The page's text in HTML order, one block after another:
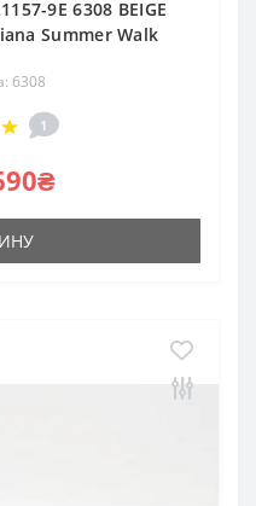
9E 6308 BEIGE
Summer Walk
6308
1